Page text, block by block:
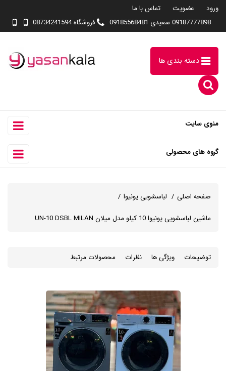
ورود عضویت
تماس با ما
09187777898 سعیدی 09185568481
فروشگاه 08734241594
دسته بندی ها
منوی سایت
گروه های محصولی
صفحه اصلی لباسشویی یونیوا
ماشین لباسشویی یونیوا 10 کیلو مدل میلان UN-10 DSBL MILAN
توضیحات ویژگی ها نظرات محصولات مرتبط